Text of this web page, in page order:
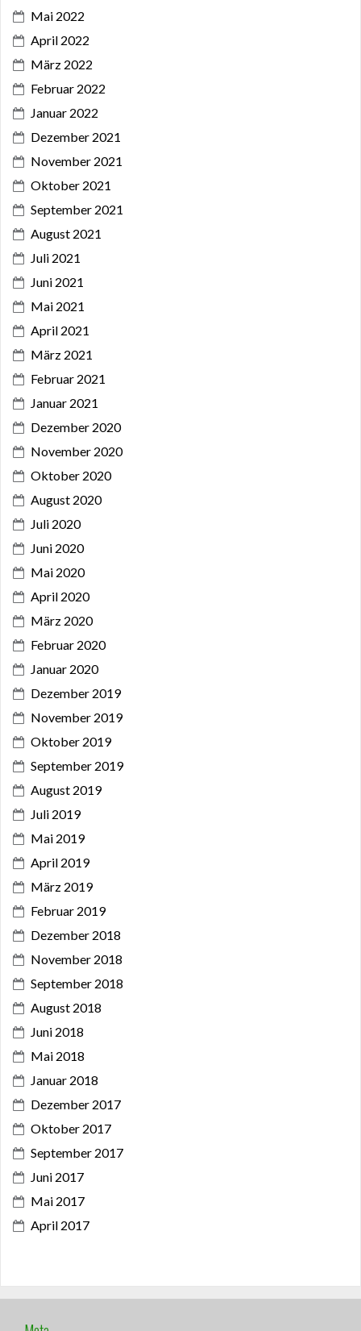
Mai 2022
April 2022
März 2022
Februar 2022
Januar 2022
Dezember 2021
November 2021
Oktober 2021
September 2021
August 2021
Juli 2021
Juni 2021
Mai 2021
April 2021
März 2021
Februar 2021
Januar 2021
Dezember 2020
November 2020
Oktober 2020
August 2020
Juli 2020
Juni 2020
Mai 2020
April 2020
März 2020
Februar 2020
Januar 2020
Dezember 2019
November 2019
Oktober 2019
September 2019
August 2019
Juli 2019
Mai 2019
April 2019
März 2019
Februar 2019
Dezember 2018
November 2018
September 2018
August 2018
Juni 2018
Mai 2018
Januar 2018
Dezember 2017
Oktober 2017
September 2017
Juni 2017
Mai 2017
April 2017